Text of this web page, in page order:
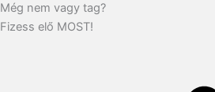
Még nem vagy tag?
Fizess elő MOST!